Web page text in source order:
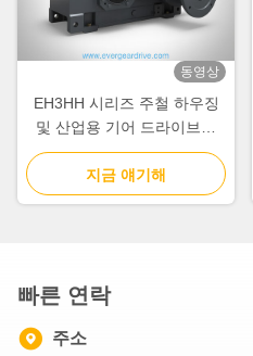
동영상
EH3HH 시리즈 주철 하우징
및 산업용 기어 드라이브용
IEC 입력 플랜지가 있는 고토
크 헬리컬 베벨 기어박스
지금 얘기해
빠른 연락
주소